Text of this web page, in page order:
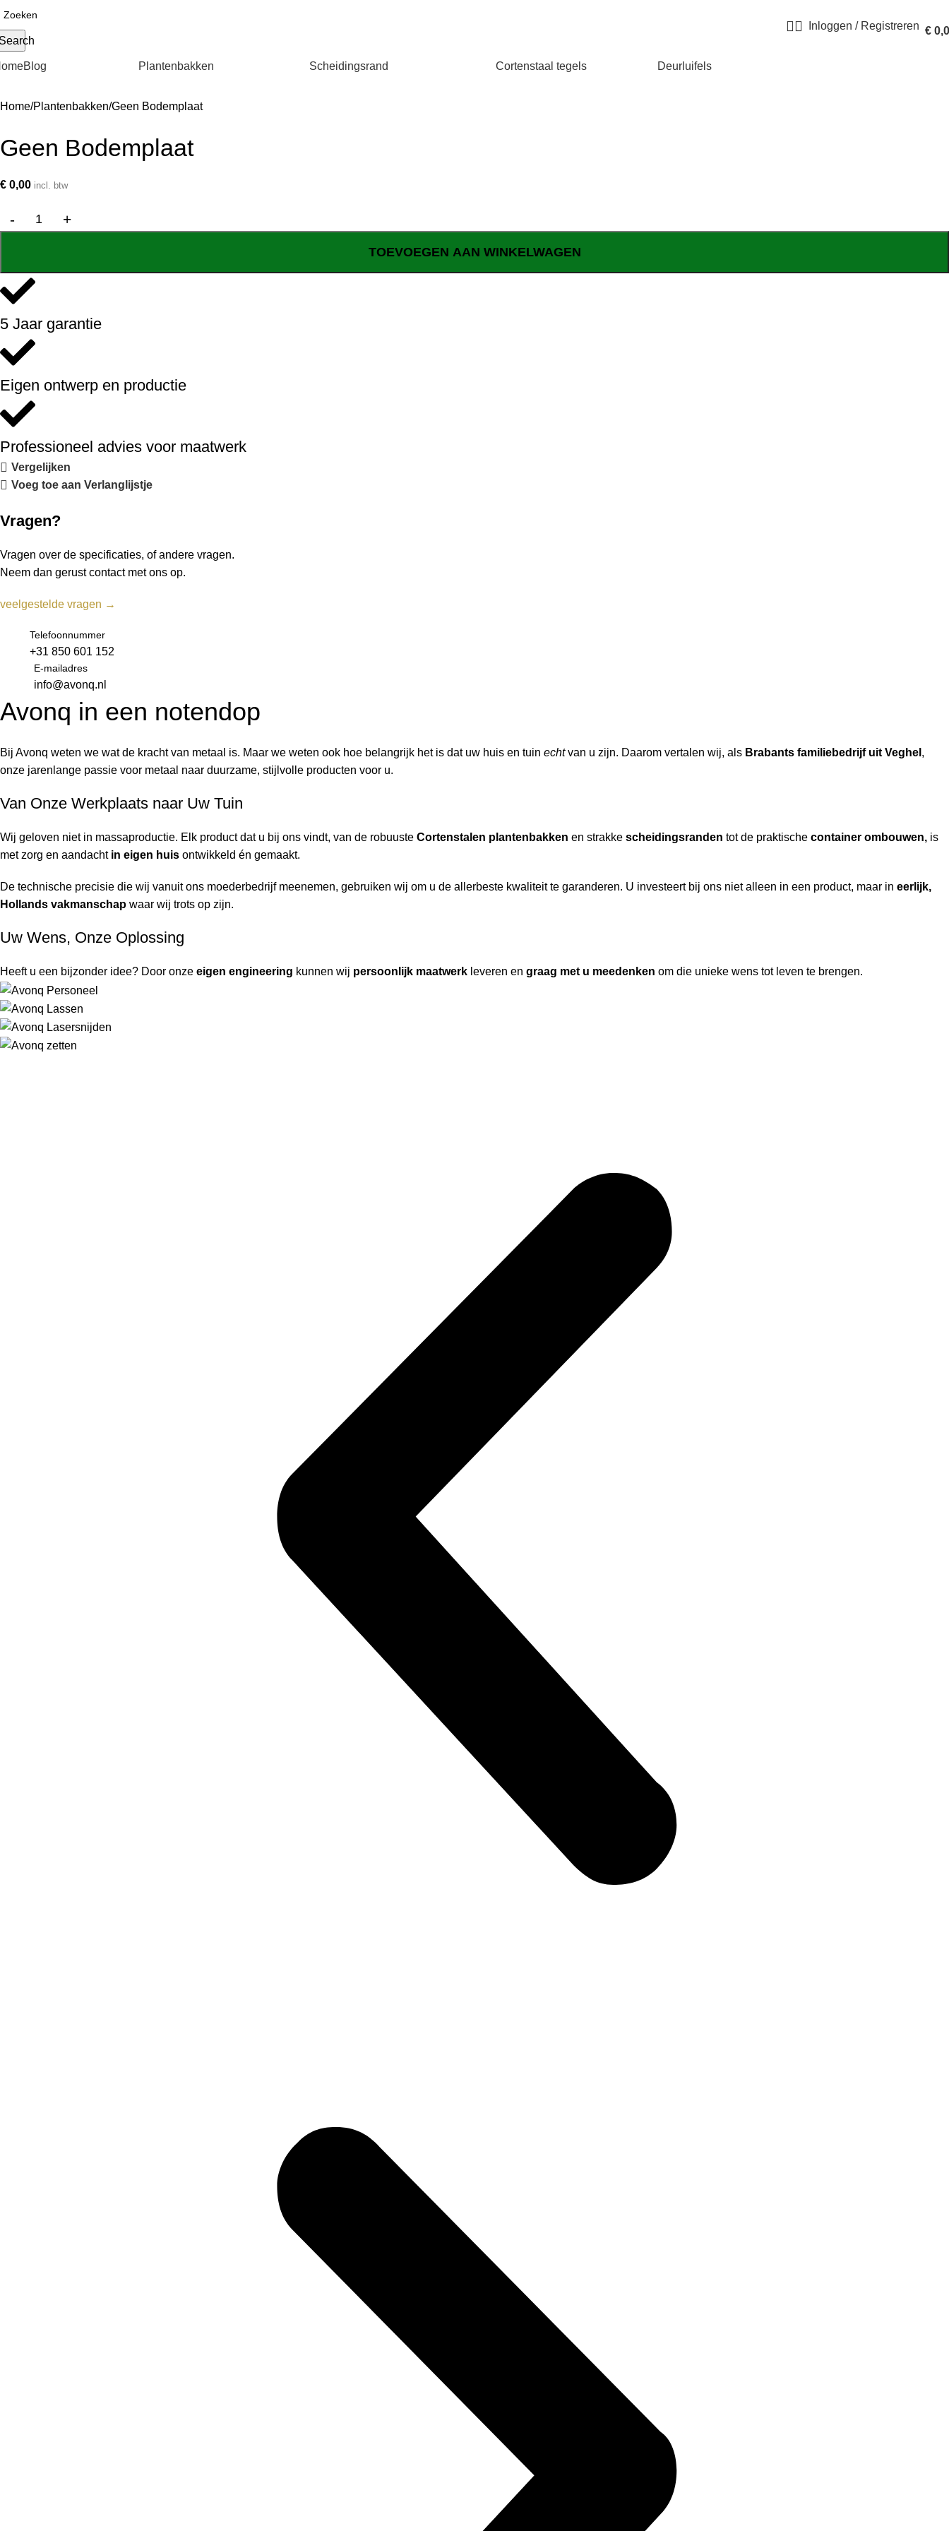
Inloggen / Registreren €
Blog Plantenbakken Scheidingsrand Cortenstaal tegels Deurluifels
Home Plantenbakken Geen Bodemplaat
Geen Bodemplaat
€ 0,00 incl. btw
TOEVOEGEN AAN WINKELWAGEN
5 Jaar garantie
Eigen ontwerp en productie
Professioneel advies voor maatwerk
Vergelijken
Voeg toe aan Verlanglijstje
Vragen?
Vragen over de specificaties, of andere vragen.
Neem dan gerust contact met ons op.
veelgestelde vragen →
Telefoonnummer
+31 850 601 152
E-mailadres
info@avonq.nl
Avonq in een notendop
Bij Avonq weten we wat de kracht van metaal is. Maar we weten ook hoe belangrijk het is dat uw huis en tuin echtvan u zijn. Daarom vertalen wij, als Brabants familiebedrijf uit Veghel ,
onze jarenlange passie voor metaal naar duurzame, stijlvolle producten voor u.
Van Onze Werkplaats naar Uw Tuin
Wij geloven niet in massaproductie. Elk product dat u bij ons vindt, van de robuuste Cortenstalen plantenbakken en strakke scheidingsranden tot de praktische container ombouwen, is
met zorg en aandacht in eigen huis ontwikkeld én gemaakt.
De technische precisie die wij vanuit ons moederbedrijf meenemen, gebruiken wij om u de allerbeste kwaliteit te garanderen. U investeert bij ons niet alleen in een product, maar in eerlijk,
Hollands vakmanschap waar wij trots op zijn.
Uw Wens, Onze Oplossing
Heeft u een bijzonder idee? Door onze eigen engineering kunnen wij persoonlijk maatwerk leveren en graag met u meedenken om die unieke wens tot leven te brengen.